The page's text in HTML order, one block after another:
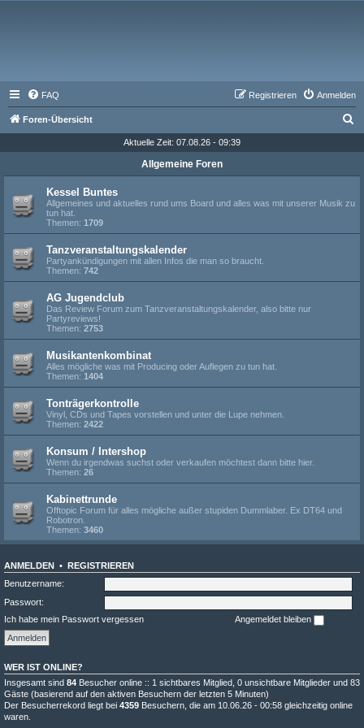
FAQ Anmelden
Registrieren
Foren-Übersicht
h
Aktuelle Zeit: 07.08.26 - 09:39
Allgemeine Foren
Kessel Buntes
Allgemeines und aktuelles rund ums Board und alles was mit unserer Musik zu
tun hat.
Themen: 1709
Tanzveranstaltungskalender
Partyankündigungen mit allen Infos die man so braucht.
Themen: 742
AG Jugendclub
Das Review Forum zum Tanzveranstaltungskalender, also bitte nur
Partyreviews!
Themen: 2753
Musikantenkombinat
Alles mögliche was mit Producing oder Auflegen zu tun hat.
Themen: 1404
Tonträgerkontrolle
Vinyl, CDs und Tapes vorstellen und unter die Lupe nehmen.
Themen: 2422
Konsum / Intershop
Wenn du irgendwas suchst oder verkaufen möchtest dann bitte hier.
Themen: 26
Kabinettrunde
Offtopic Forum für alles mögliche außer stupiden Dummlaber. Ex DT64 und
Robotron.
Themen: 3460
ANMELDEN • REGISTRIEREN
Benutzername:
Passwort:
Ich habe mein Passwort vergessen
Angemeldet bleiben
WER IST ONLINE?
Insgesamt sind 84 Besucher online :: 1 sichtbares Mitglied, 0 unsichtbare Mitglieder und 83
Gäste (basierend auf den aktiven Besuchern der letzten 5 Minuten)
Der Besucherrekord liegt bei 4359 Besuchern, die am 10.06.26 - 00:58 gleichzeitig online
waren.